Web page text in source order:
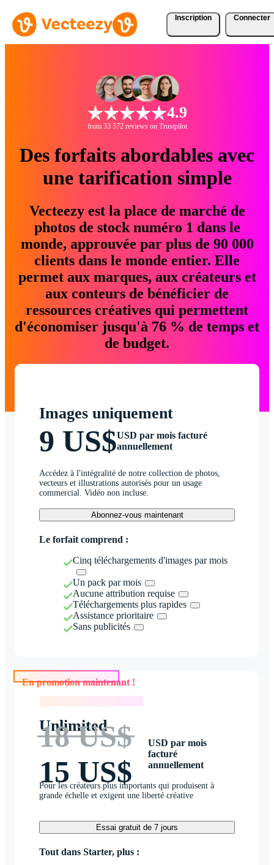
Inscription Connecter
4.9
from 33 572 reviews on Trustpilot
Des forfaits abordables avec
une tarification simple
Vecteezy est la place de marché de
photos de stock numéro 1 dans le
monde, approuvée par plus de 90 000
clients dans le monde entier. Elle
permet aux marques, aux créateurs et
aux conteurs de bénéficier de
ressources créatives qui permettent
d'économiser jusqu'à 76 % de temps et
de budget.
Images uniquement
9 US$USD par mois facturé
annuellement
Accédez à l'intégralité de notre collection de photos,
vecteurs et illustrations autorisés pour un usage
commercial. Vidéo non incluse.
Abonnez-vous maintenant
Le forfait comprend :
Cinq téléchargements d'images par mois
Un pack par mois
Aucune attribution requise
Téléchargements plus rapides
Assistance prioritaire
Sans publicités
En promotion maintenant !
Unlimited
18 US$
15 US$
USD par mois
facturé
annuellement
Pour les créateurs plus importants qui produisent à
grande échelle et exigent une liberté créative
Essai gratuit de 7 jours
Tout dans Starter, plus :